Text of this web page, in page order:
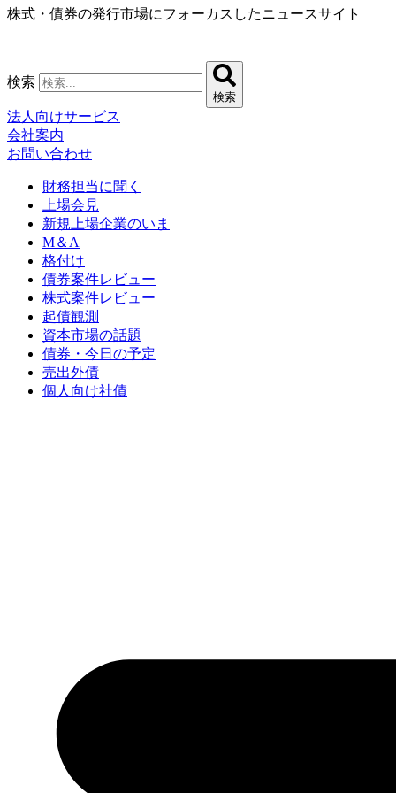
コ
ツ
に
ス
キ
ッ
株式・債券の発行市場にフォーカスしたニュースサイト
検索
検索
法人向けサービス
会社案内
お問い合わせ
財務担当に聞く
上場会見
新規上場企業のいま
M＆A
格付け
債券案件レビュー
株式案件レビュー
起債観測
資本市場の話題
債券・今日の予定
売出外債
個人向け社債